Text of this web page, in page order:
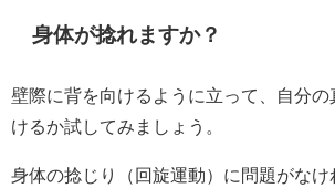
身体が捻れますか？
壁際に背を向けるように立って、自分の
けるか試してみましょう。
身体の捻じり（回旋運動）に問題がなけ